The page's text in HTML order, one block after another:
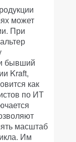
может
При
бывший
Kraft,
как
по ИТ
масштаб
Им